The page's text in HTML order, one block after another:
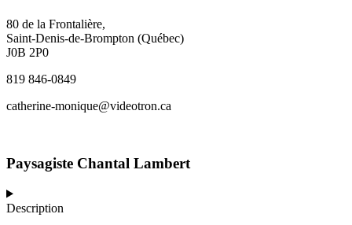
80 de la Frontalière,
Saint-Denis-de-Brompton (Québec)
J0B 2P0
819 846-0849
catherine-monique@videotron.ca
Paysagiste Chantal Lambert
Description